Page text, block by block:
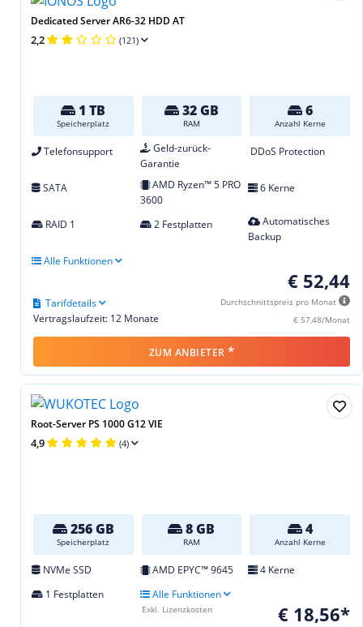
Dedicated Server AR6-32 HDD AT
2,2 (121)
1 TB
Speicherplatz
32 GB
RAM
6
Anzahl Kerne
Telefonsupport
Geld-zurück-
Garantie
DDoS Protection
SATA
AMD Ryzen™ 5 PRO
3600
6 Kerne
RAID 1 2 Festplatten
Automatisches
Backup
Alle Funktionen
€ 52,44
Durchschnittspreis pro Monat
€ 57,48/Monat
Vertragslaufzeit: 12 Monate
Tarifdetails
ZUM ANBIETER *
Root-Server PS 1000 G12 VIE
4,9 (4)
256 GB
Speicherplatz
8 GB
RAM
4
Anzahl Kerne
NVMe SSD AMD EPYC™ 9645
4 Kerne
1 Festplatten
Alle Funktionen
€ 18,56*
Exkl. Lizenzkosten